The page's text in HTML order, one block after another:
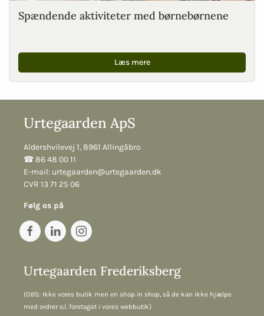
Spændende aktiviteter med børnebørnene
Læs mere
Urtegaarden ApS
Aldershvilevej 1, 8961 Allingåbro
☎︎ 86 48 00 11
E-mail: urtegaarden@urtegaarden.dk
CVR 13 71 25 06
Følg os på
Urtegaarden Frederiksberg
(OBS: Ikke vores butik men en shop in shop, så de kan ikke hjælpe
med ordrer o.l. foretaget i vores webbutik)